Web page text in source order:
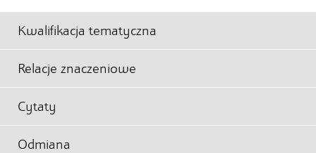
Kwalifikacja tematyczna
Relacje znaczeniowe
Cytaty
Odmiana